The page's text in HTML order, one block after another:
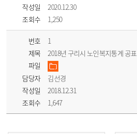
작성일
2020.12.30
조회수
1,250
번호
1
제목
2018년 구리시 노인복지통계 공표
파일
담당자
김선경
작성일
2018.12.31
조회수
1,647